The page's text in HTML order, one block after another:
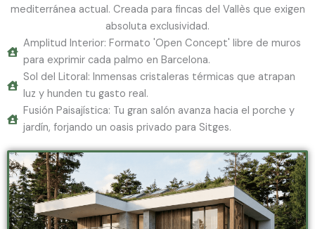
mediterránea actual. Creada para fincas del Vallès que exigen
absoluta exclusividad.
Amplitud Interior: Formato 'Open Concept' libre de muros
para exprimir cada palmo en Barcelona.
Sol del Litoral: Inmensas cristaleras térmicas que atrapan
luz y hunden tu gasto real.
Fusión Paisajística: Tu gran salón avanza hacia el porche y
jardín, forjando un oasis privado para Sitges.